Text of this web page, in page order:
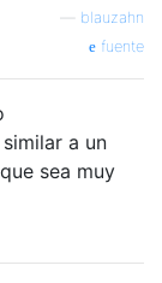
blauzahn
fuente
a un
sea muy